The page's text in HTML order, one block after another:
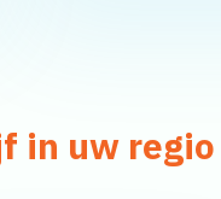
in uw regio